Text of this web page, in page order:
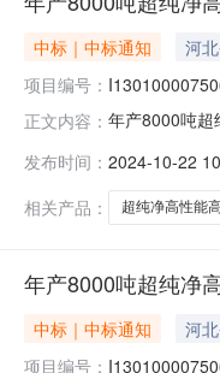
中标｜中标通知 河
项目编号：
正文内容： 年产8000吨超
中标单位序号
发布时间： 2024-10-22
相关产品：
超纯净高性能
年产8000吨超纯净
中标｜中标通知 河
项目编号：